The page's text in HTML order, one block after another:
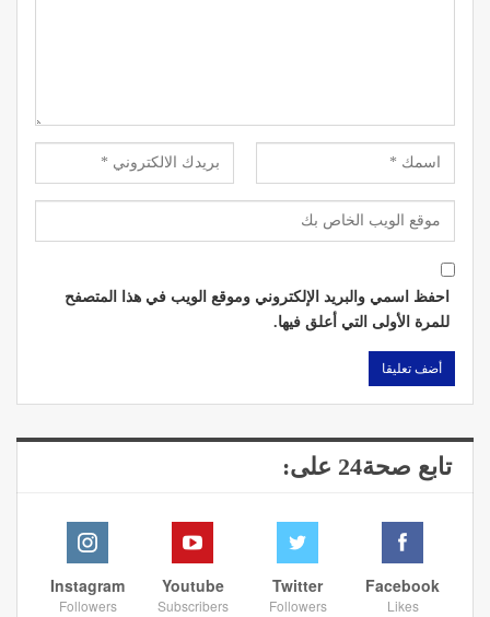
احفظ اسمي والبريد الإلكتروني وموقع الويب في هذا المتصفح
للمرة الأولى التي أعلق فيها.
تابع صحة24 على:
Facebook
Likes
Twitter
Followers
Youtube
Subscribers
Instagram
Followers